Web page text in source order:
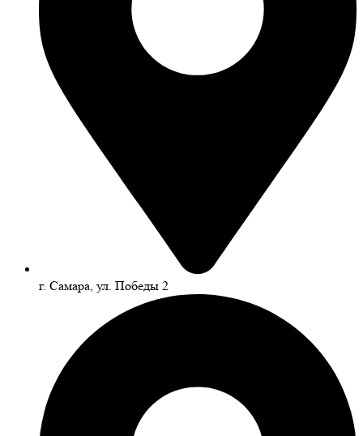
г. Самара, ул. Победы 2